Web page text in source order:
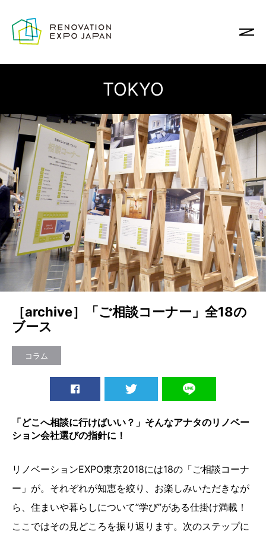
TOKYO
［archive］「ご相談コーナー」全18の
ブース
コラム
「どこへ相談に行けばいい？」そんなアナタのリノベー
ション会社選びの指針に！
リノベーションEXPO東京2018には18の「ご相談コーナ
ー」が。それぞれが知恵を絞り、お楽しみいただきなが
ら、住まいや暮らしについて”学び”がある仕掛け満載！
ここではその見どころを振り返ります。次のステップに